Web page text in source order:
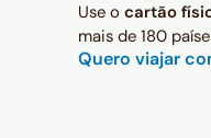
Use o cartão
mais de 180
Quero viajar